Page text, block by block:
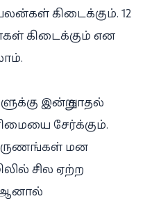
கிடைக்கும். 12
கிடைக்கும் என
இன்று காதல்
சேர்க்கும்.
மன
சில ஏற்ற
ஆனால்